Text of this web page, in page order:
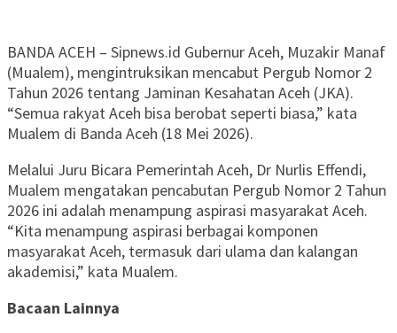
BANDA ACEH – Sipnews.id Gubernur Aceh, Muzakir Manaf
(Mualem), mengintruksikan mencabut Pergub Nomor 2
Tahun 2026 tentang Jaminan Kesahatan Aceh (JKA).
“Semua rakyat Aceh bisa berobat seperti biasa,” kata
Mualem di Banda Aceh (18 Mei 2026).
Melalui Juru Bicara Pemerintah Aceh, Dr Nurlis Effendi,
Mualem mengatakan pencabutan Pergub Nomor 2 Tahun
2026 ini adalah menampung aspirasi masyarakat Aceh.
“Kita menampung aspirasi berbagai komponen
masyarakat Aceh, termasuk dari ulama dan kalangan
akademisi,” kata Mualem.
Bacaan Lainnya